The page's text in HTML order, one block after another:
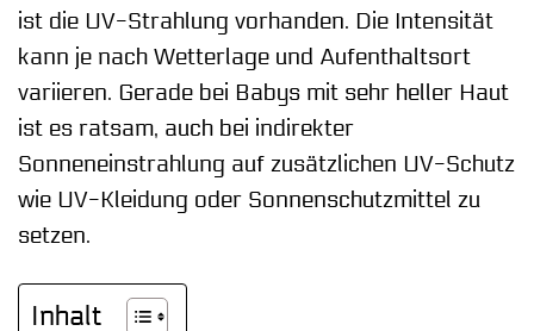
ist die UV-Strahlung vorhanden. Die Intensität
kann je nach Wetterlage und Aufenthaltsort
variieren. Gerade bei Babys mit sehr heller Haut
ist es ratsam, auch bei indirekter
Sonneneinstrahlung auf zusätzlichen UV-Schutz
wie UV-Kleidung oder Sonnenschutzmittel zu
setzen.
Inhalt